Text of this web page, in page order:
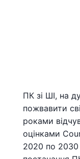
ПК зі ШІ, на
пожвавити
роками
оцінками
2020 по 2030